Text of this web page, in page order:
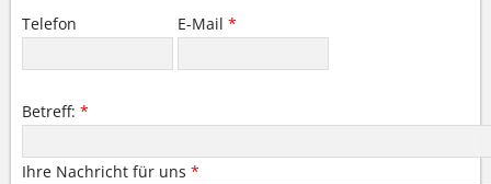
Telefon E-Mail *
Betreff: *
Ihre Nachricht für uns *